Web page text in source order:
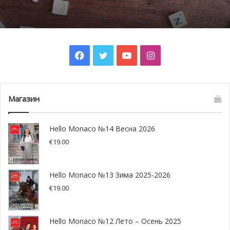
открытия. Что же из себя представляет эта
конструкция?
Фасад выставочной зоны княжества повторяет
архитектурные очертания исторических зданий Монако.
В дизайне использованы морские символы.
Почти семь миллионов визитов: Монако
раскрыло туристическую статистику
и обсуждает однополые союзы
Facebook
TwitterYouTubeInstagram
Магазин
Hello Monaco №14 Весна 2026
€19.00
Hello Monaco №13 Зима 2025-2026
€19.00
Hello Monaco №12 Лето – Осень 2025